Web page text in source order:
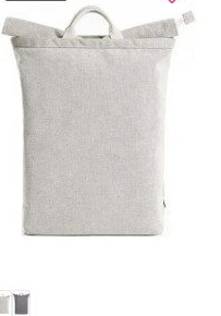
kan
gekozen
worden